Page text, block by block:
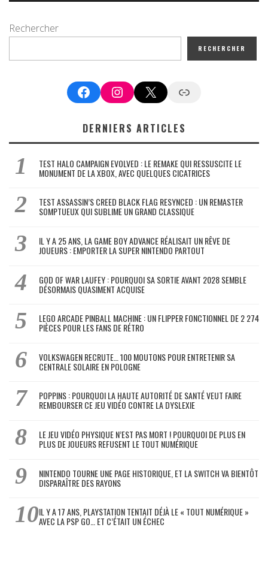
Rechercher
RECHERCHER
FacebookInstagram
X Google News
DERNIERS ARTICLES
TEST HALO CAMPAIGN EVOLVED : LE REMAKE QUI RESSUSCITE LE
MONUMENT DE LA XBOX, AVEC QUELQUES CICATRICES
TEST ASSASSIN’S CREED BLACK FLAG RESYNCED : UN REMASTER
SOMPTUEUX QUI SUBLIME UN GRAND CLASSIQUE
IL Y A 25 ANS, LA GAME BOY ADVANCE RÉALISAIT UN RÊVE DE
JOUEURS : EMPORTER LA SUPER NINTENDO PARTOUT
GOD OF WAR LAUFEY : POURQUOI SA SORTIE AVANT 2028 SEMBLE
DÉSORMAIS QUASIMENT ACQUISE
LEGO ARCADE PINBALL MACHINE : UN FLIPPER FONCTIONNEL DE 2 274
PIÈCES POUR LES FANS DE RÉTRO
VOLKSWAGEN RECRUTE… 100 MOUTONS POUR ENTRETENIR SA
CENTRALE SOLAIRE EN POLOGNE
POPPINS : POURQUOI LA HAUTE AUTORITÉ DE SANTÉ VEUT FAIRE
REMBOURSER CE JEU VIDÉO CONTRE LA DYSLEXIE
LE JEU VIDÉO PHYSIQUE N’EST PAS MORT ! POURQUOI DE PLUS EN
PLUS DE JOUEURS REFUSENT LE TOUT NUMÉRIQUE
NINTENDO TOURNE UNE PAGE HISTORIQUE, ET LA SWITCH VA BIENTÔT
DISPARAÎTRE DES RAYONS
IL Y A 17 ANS, PLAYSTATION TENTAIT DÉJÀ LE « TOUT NUMÉRIQUE »
AVEC LA PSP GO… ET C’ÉTAIT UN ÉCHEC